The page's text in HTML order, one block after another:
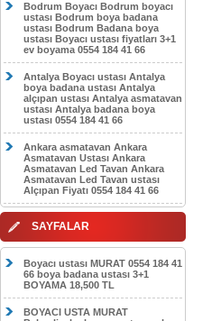
Bodrum Boyacı Bodrum boyacı
ustası Bodrum boya badana
ustası Bodrum Badana boya
ustası Boyacı ustası fiyatları 3+1
ev boyama 0554 184 41 66
Antalya Boyacı ustası Antalya
boya badana ustası Antalya
alçıpan ustası Antalya asmatavan
ustası Antalya badana boya
ustası 0554 184 41 66
Ankara asmatavan Ankara
Asmatavan Ustası Ankara
Asmatavan Led Tavan Ankara
Asmatavan Led Tavan ustası
Alçıpan Fiyatı 0554 184 41 66
SAYFALAR
Boyacı ustası MURAT 0554 184 41
66 boya badana ustası 3+1
BOYAMA 18,500 TL
BOYACI USTA MURAT